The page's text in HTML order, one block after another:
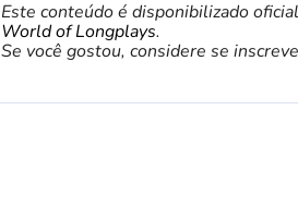
Este conteúdo é disponibilizado
World of Longplays.
Se você gostou, considere se